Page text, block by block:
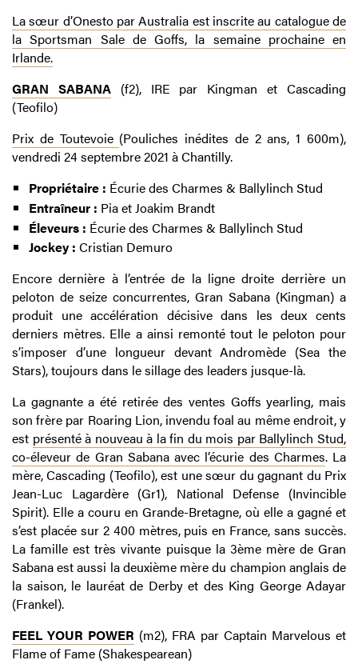
La sœur d’Onesto par Australia est inscrite au catalogue de
la Sportsman Sale de Goffs, la semaine prochaine en
Irlande.
GRAN SABANA(f2), IRE par Kingman et Cascading
(Teofilo)
Prix de Toutevoie (Pouliches inédites de 2 ans, 1 600m),
vendredi 24 septembre 2021 à Chantilly.
Propriétaire : Écurie des Charmes & Ballylinch Stud
Entraîneur : Pia et Joakim Brandt
Éleveurs : Écurie des Charmes & Ballylinch Stud
Jockey : Cristian Demuro
Encore dernière à l’entrée de la ligne droite derrière un
peloton de seize concurrentes, Gran Sabana (Kingman) a
produit une accélération décisive dans les deux cents
derniers mètres. Elle a ainsi remonté tout le peloton pour
s’imposer d’une longueur devant Andromède (Sea the
Stars), toujours dans le sillage des leaders jusque-là.
La gagnante a été retirée des ventes Goffs yearling, mais
son frère par Roaring Lion, invendu foal au même endroit, y
est présenté à nouveau à la fin du mois par Ballylinch Stud,
co-éleveur de Gran Sabana avec l’écurie des Charmes. La
mère, Cascading (Teofilo), est une sœur du gagnant du Prix
Jean-Luc Lagardère (Gr1), National Defense (Invincible
Spirit). Elle a couru en Grande-Bretagne, où elle a gagné et
s’est placée sur 2 400 mètres, puis en France, sans succès.
La famille est très vivante puisque la 3ème mère de Gran
Sabana est aussi la deuxième mère du champion anglais de
la saison, le lauréat de Derby et des King George Adayar
(Frankel).
FEEL YOUR POWER (m2), FRA par Captain Marvelous et
Flame of Fame (Shakespearean)